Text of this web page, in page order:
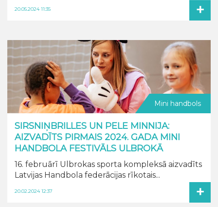
20.05.2024 11:35 +
Mini handbols
SIRSNIŅBRILLES UN PELE MINNIJA:
AIZVADĪTS PIRMAIS 2024. GADA MINI
HANDBOLA FESTIVĀLS ULBROKĀ
16. februārī Ulbrokas sporta kompleksā aizvadīts
Latvijas Handbola federācijas rīkotais...
20.02.2024 12:37 +